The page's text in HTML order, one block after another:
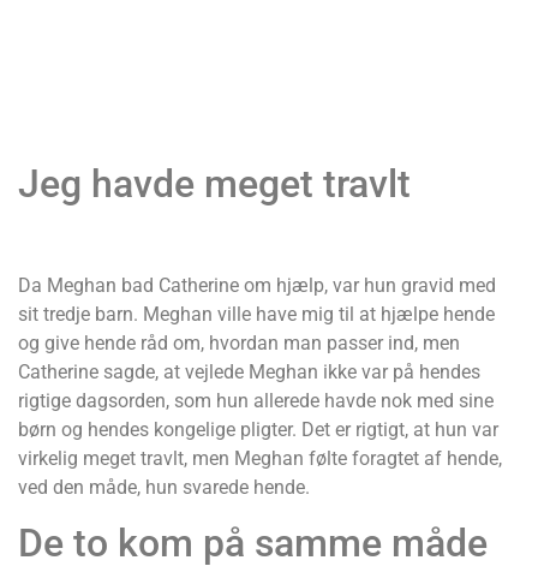
Jeg havde meget travlt
Da Meghan bad Catherine om hjælp, var hun gravid med
sit tredje barn. Meghan ville have mig til at hjælpe hende
og give hende råd om, hvordan man passer ind, men
Catherine sagde, at vejlede Meghan ikke var på hendes
rigtige dagsorden, som hun allerede havde nok med sine
børn og hendes kongelige pligter. Det er rigtigt, at hun var
virkelig meget travlt, men Meghan følte foragtet af hende,
ved den måde, hun svarede hende.
De to kom på samme måde